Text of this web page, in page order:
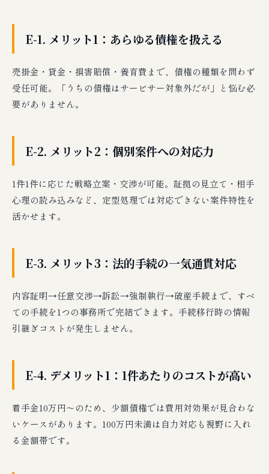
E-1. メリット1：あらゆる債権を扱える
売掛金・貸金・損害賠償・養育費まで、債権の種類を問わず
受任可能。「うちの債権はサービサー対象外だが」と悩む必
要がありません。
E-2. メリット2：個別案件への対応力
1件1件に応じた戦略立案・交渉が可能。証拠の見立て・相手
心理の読み込みなど、定型処理では対応できない案件特性を
活かせます。
E-3. メリット3：法的手続の一気通貫対応
内容証明→任意交渉→訴訟→強制執行→破産手続まで、すべ
ての手続を1つの事務所で完結できます。手続移行時の情報
引継ぎコストが発生しません。
E-4. デメリット1：1件あたりのコストが高い
着手金10万円〜のため、少額債権では費用対効果が見合わな
いケースがあります。100万円未満は自力対応も視野に入れ
る金額帯です。